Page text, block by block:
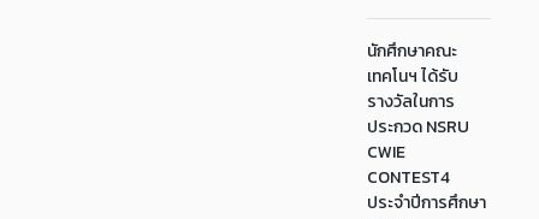
นักศึกษาคณะ
เทคโนฯ ได้รับ
รางวัลในการ
ประกวด NSRU
CWIE
CONTEST4
ประจำปีการศึกษา